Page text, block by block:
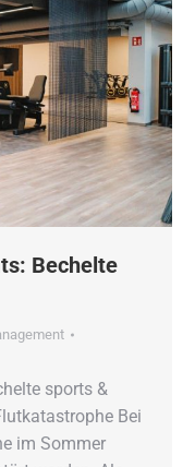
Bechelte
sports &
Bei
im Sommer